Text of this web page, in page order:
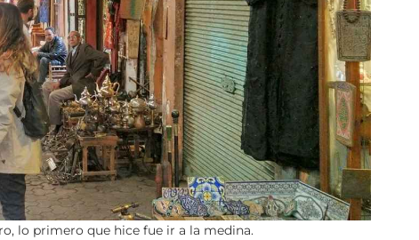
lo primero que hice fue ir a la medina.